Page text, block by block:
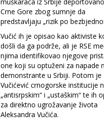
Crne Gore zbog sumnje da
predstavljaju „rizik po
Vučić ih je opisao kao aktiviste
došli da ga podrže, ali je RSE
njima identifikovao njegove
one koji su optuženi za napade
demonstrante u Srbiji. Potom je
Vučićević crnogorske institucije
„antisrpskim“ i „ustaškim“ te ih
za direktno ugrožavanje života
Aleksandra Vučića.